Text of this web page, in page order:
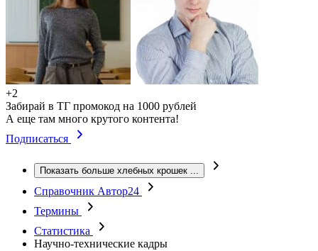
+2
Забирай в ТГ промокод на 1000 рублей
А еще там много крутого контента!
Подписаться
Показать больше хлебных крошек ...
Справочник Автор24
Термины
Статистика
Научно-технические кадры